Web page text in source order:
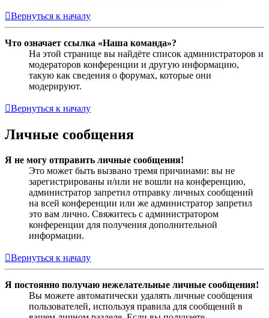
Вернуться к началу
Что означает ссылка «Наша команда»?
На этой странице вы найдёте список администраторов и
модераторов конференции и другую информацию,
такую как сведения о форумах, которые они
модерируют.
Вернуться к началу
Личные сообщения
Я не могу отправить личные сообщения!
Это может быть вызвано тремя причинами: вы не
зарегистрированы и/или не вошли на конференцию,
администратор запретил отправку личных сообщений
на всей конференции или же администратор запретил
это вам лично. Свяжитесь с администратором
конференции для получения дополнительной
информации.
Вернуться к началу
Я постоянно получаю нежелательные личные сообщения!
Вы можете автоматически удалять личные сообщения
пользователей, используя правила для сообщений в